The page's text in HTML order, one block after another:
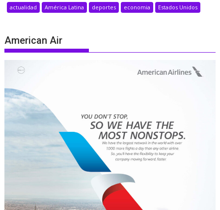
actualidad América Latina deportes economia Estados Unidos
American Air